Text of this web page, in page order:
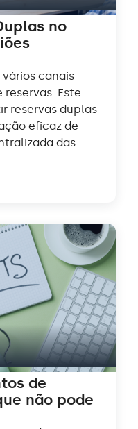
no
canais
Este
reservas duplas
eficaz de
das
de
não pode